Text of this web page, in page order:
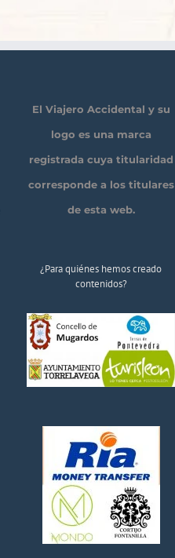
El Viajero Accidental y su
logo es una marca
registrada cuya titularidad
corresponde a los titulares
de esta web.
¿Para quiénes hemos creado
contenidos?